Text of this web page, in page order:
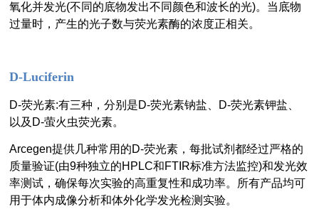
氧化并发光(不同的底物发出不同颜色和波长的光)。当底物
过量时，产生的光子数与荧光素酶的浓度正相关。
D-Luciferin
D-荧光素:有三种，分别是D-荧光素钠盐、D-荧光素钾盐、
以及D-萤火虫荧光素。
Arcegen提供几种常用的D-荧光素，每批试剂都经过严格的
质量验证(由9种独立的HPLC和FTIR标准方法监控)和发光效
率测试，确保每次实验的高重复性和成功率。所有产品均可
用于体内成像分析和体外化学发光检测实验。